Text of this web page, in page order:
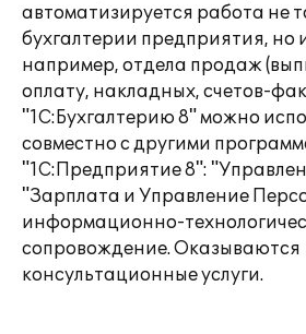
автоматизируется работа не
бухгалтерии предприятия, но
например, отдела продаж
оплату, накладных, счетов-
"1С:Бухгалтерию 8" можно
совместно с другими
"1С:Предприятие 8":
"Зарплата и Управление
информационно-
сопровождение. Оказываются
консультационные услуги.